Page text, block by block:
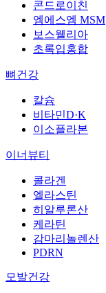
콘드로이친
엠에스엠 MSM
보스웰리아
초록입홍합
뼈건강
칼슘
비타민D·K
이소플라본
이너뷰티
콜라겐
엘라스틴
히알루론산
케라틴
감마리놀렌산
PDRN
모발건강